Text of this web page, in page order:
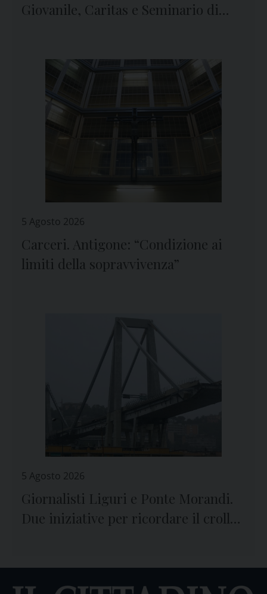
Giovanile, Caritas e Seminario di
5 Agosto 2026
Carceri. Antigone: “Condizione ai
limiti della sopravvivenza”
5 Agosto 2026
Giornalisti Liguri e Ponte Morandi.
Due iniziative per ricordare il crollo